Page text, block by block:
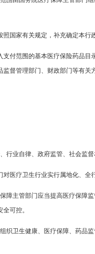
国家有关规定，补充确定本
支付范围的基本医疗保险药品
督管理部门、财政部门等有
行业自律、政府监管、社会监
医疗卫生行业实行属地化、全
障主管部门应当提高医疗保障
可控。
织卫生健康、医疗保障、药品